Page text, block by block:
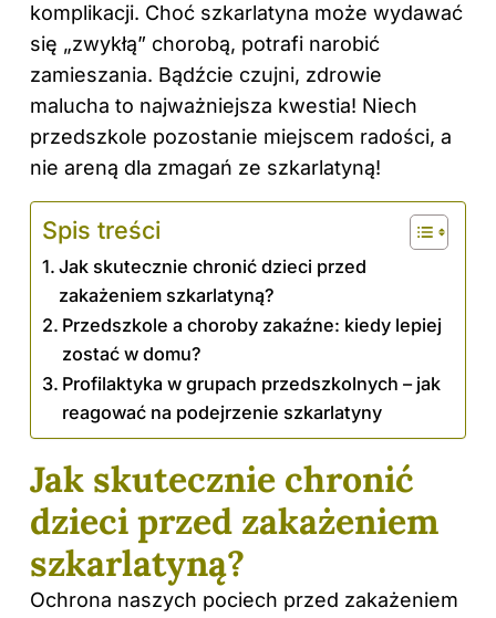
komplikacji. Choć szkarlatyna może wydawać
się „zwykłą” chorobą, potrafi narobić
zamieszania. Bądźcie czujni, zdrowie
malucha to najważniejsza kwestia! Niech
przedszkole pozostanie miejscem radości, a
nie areną dla zmagań ze szkarlatyną!
Spis treści
Jak skutecznie chronić dzieci przed
zakażeniem szkarlatyną?
Przedszkole a choroby zakaźne: kiedy lepiej
zostać w domu?
Profilaktyka w grupach przedszkolnych – jak
reagować na podejrzenie szkarlatyny
Jak skutecznie chronić
dzieci przed zakażeniem
szkarlatyną?
Ochrona naszych pociech przed zakażeniem